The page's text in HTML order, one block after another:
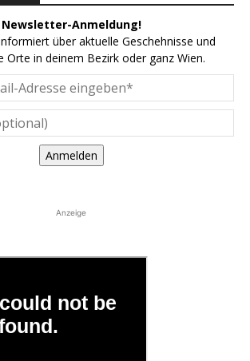
Newsletter-Anmeldung!
über aktuelle Geschehnisse und
Orte in deinem Bezirk oder ganz Wien.
Anmelden
Anzeige